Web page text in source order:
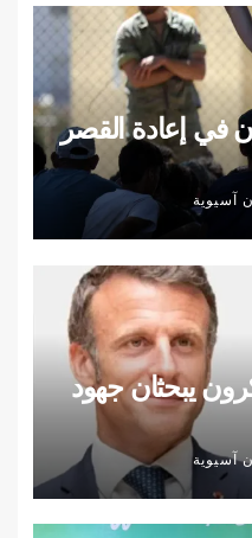
في إعادة القصر
آسيوية
يبحثان جهود
آسيوية